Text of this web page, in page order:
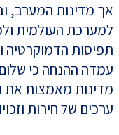
אך מדינות המערב,
למערכת העולמית
תפיסות הדמוקרטיה
עמדה ההנחה כי
מדינות מאמצות את
ערכים של חירות